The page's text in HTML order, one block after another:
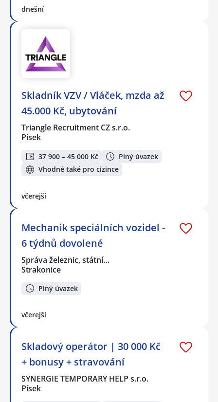
dnešní
Skladník VZV / Vláček, mzda až
45.000 Kč, ubytování
Triangle Recruitment CZ s.r.o.
Písek
37 900 – 45 000 Kč
Plný úvazek
Vhodné také pro cizince
včerejší
Mechanik speciálních vozidel -
6 týdnů dovolené
Správa železnic, státní…
Strakonice
Plný úvazek
včerejší
Skladový operátor | 30 000 Kč
+ bonusy + stravování
SYNERGIE TEMPORARY HELP s.r.o.
Písek